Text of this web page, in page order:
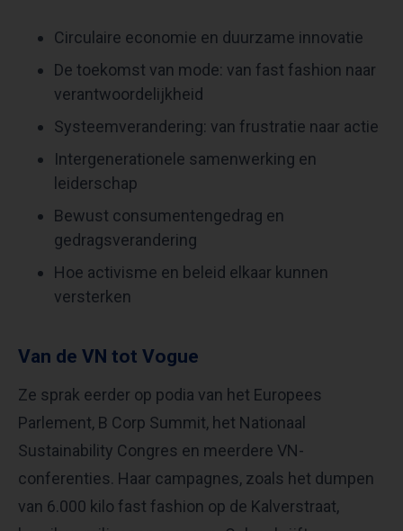
Circulaire economie en duurzame innovatie
De toekomst van mode: van fast fashion naar
verantwoordelijkheid
Systeemverandering: van frustratie naar actie
Intergenerationele samenwerking en
leiderschap
Bewust consumentengedrag en
gedragsverandering
Hoe activisme en beleid elkaar kunnen
versterken
Van de VN tot Vogue
Ze sprak eerder op podia van het Europees
Parlement, B Corp Summit, het Nationaal
Sustainability Congres en meerdere VN-
conferenties. Haar campagnes, zoals het dumpen
van 6.000 kilo fast fashion op de Kalverstraat,